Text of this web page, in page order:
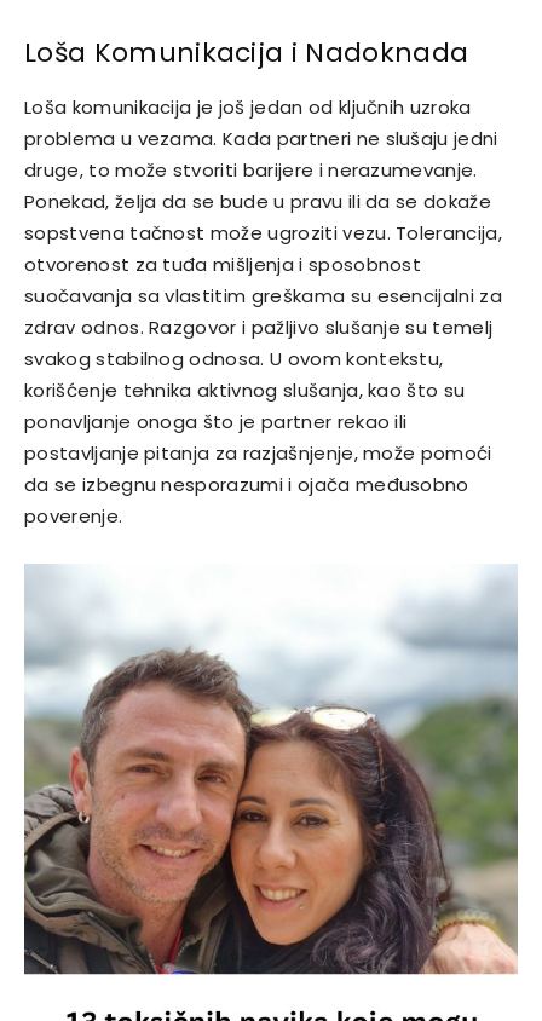
Loša Komunikacija i Nadoknada
Loša komunikacija je još jedan od ključnih uzroka
problema u vezama. Kada partneri ne slušaju jedni
druge, to može stvoriti barijere i nerazumevanje.
Ponekad, želja da se bude u pravu ili da se dokaže
sopstvena tačnost može ugroziti vezu. Tolerancija,
otvorenost za tuđa mišljenja i sposobnost
suočavanja sa vlastitim greškama su esencijalni za
zdrav odnos. Razgovor i pažljivo slušanje su temelj
svakog stabilnog odnosa.U ovom kontekstu,
korišćenje tehnika aktivnog slušanja, kao što su
ponavljanje onoga što je partner rekao ili
postavljanje pitanja za razjašnjenje, može pomoći
da se izbegnu nesporazumi i ojača međusobno
poverenje.